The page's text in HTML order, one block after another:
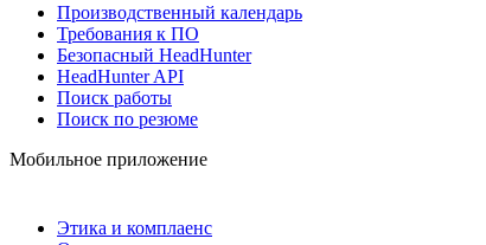
Производственный календарь
Требования к ПО
Безопасный HeadHunter
HeadHunter API
Поиск работы
Поиск по резюме
Мобильное приложение
Этика и комплаенс